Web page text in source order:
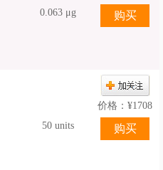
0.063 μg
50 units
价格： ¥1708